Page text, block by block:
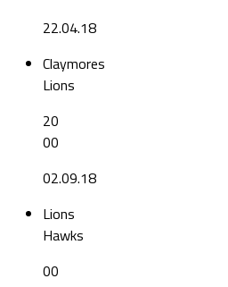
22.04.18
Claymores
Lions
20
00
02.09.18
Lions
Hawks
00